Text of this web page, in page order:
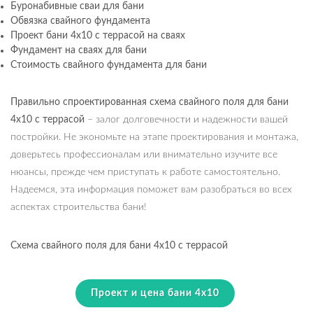
Буронабивные сваи для бани
Обвязка свайного фундамента
Проект бани 4х10 с террасой на сваях
Фундамент на сваях для бани
Стоимость свайного фундамента для бани
Правильно спроектированная схема свайного поля для бани
4х10 с террасой – залог долговечности и надежности вашей
постройки. Не экономьте на этапе проектирования и монтажа,
доверьтесь профессионалам или внимательно изучите все
нюансы, прежде чем приступать к работе самостоятельно.
Надеемся, эта информация поможет вам разобраться во всех
аспектах строительства бани!
Схема свайного поля для бани 4х10 с террасой
Проект и цена бани 4х10